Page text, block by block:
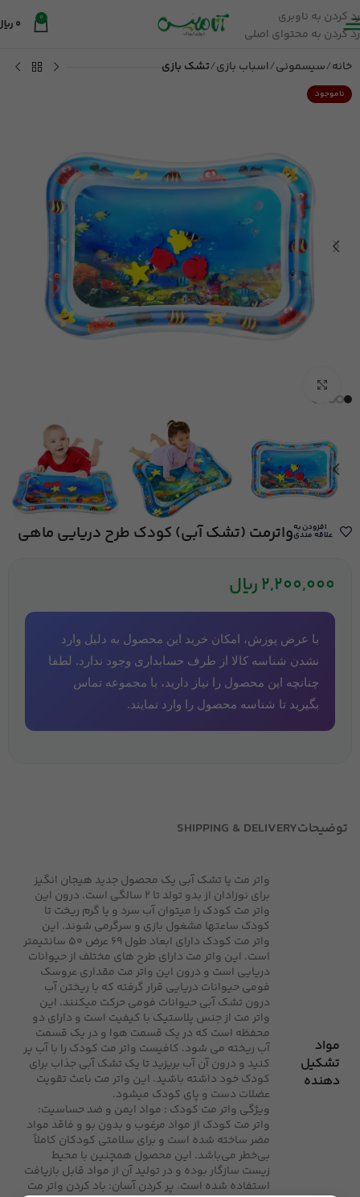
رد کردن به ناوبری
رد کردن به محتوای اصلی
0
0
خانه سیسمونی اسباب بازی تشک بازی
ناموجود
افزودن به
علاقه مندیواترمت (تشک آبی) کودک طرح دریایی ماهی
2,200,000ریال
با عرض پوزش، امکان خرید این محصول به دلیل وارد
نشدن شناسه کالا از طرف حسابداری وجود ندارد. لطفا
چنانچه این محصول را نیاز دارید، با مجموعه تماس
بگیرید تا شناسه محصول را وارد نمایند.
توضیحاتSHIPPING & DELIVERY
مواد
تشکیل
دهنده
واتر مت یا تشک آبی یک محصول جدید هیجان انگیز
برای نوزادان از بدو تولد تا 2 سالگی است. درون این
واتر مت کودک را میتوان آب سرد و یا گرم ریخت تا
کودک ساعتها مشغول بازی و سرگرمی شوند. این
واتر مت کودک دارای ابعاد طول 69 عرض 50 سانتیمتر
است. این واتر مت دارای طرح های مختلف از حیوانات
دریایی است و درون این واتر مت مقداری عروسک
فومی حیوانات دریایی قرار گرفته که با ریختن آب
درون تشک آبی حیوانات فومی حرکت میکنند. این
واتر مت از جنس پلاستیک با کیفیت است و دارای دو
محفظه است که در یک قسمت هوا و در یک قسمت
آب ریخته می شود. کافیست واتر مت کودک را با آب پر
کنید و درون آن آب بریزید تا یک تشک آبی جذاب برای
کودک خود داشته باشید. این واتر مت باعث تقویت
عضلات دست و پای کودک میشود.
ویژگی واتر مت کودک : مواد ایمن و ضد حساسیت:
واتر مت کودک از مواد مرغوب و بدون بو و فاقد مواد
مضر ساخته شده است و برای سلامتی کودکان کاملاً
بی‌خطر می‌باشد. این محصول همچنین با محیط
زیست سازگار بوده و در تولید آن از مواد قابل بازیافت
استفاده شده است. پر کردن آسان: باد کردن واتر مت